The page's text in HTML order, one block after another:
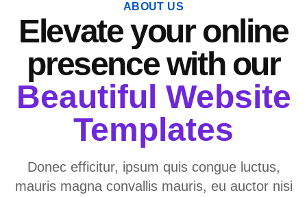
ABOUT US
Elevate your online
presence with our
Beautiful Website
Templates
Donec efficitur, ipsum quis congue luctus,
mauris magna convallis mauris, eu auctor nisi